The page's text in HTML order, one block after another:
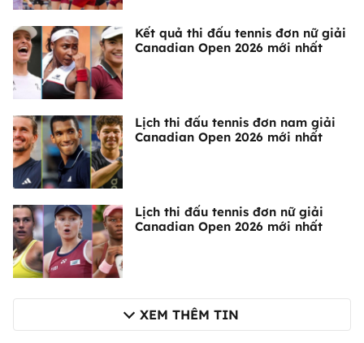
Kết quả thi đấu tennis đơn nữ giải
Canadian Open 2026 mới nhất
Lịch thi đấu tennis đơn nam giải
Canadian Open 2026 mới nhất
Lịch thi đấu tennis đơn nữ giải
Canadian Open 2026 mới nhất
XEM THÊM TIN